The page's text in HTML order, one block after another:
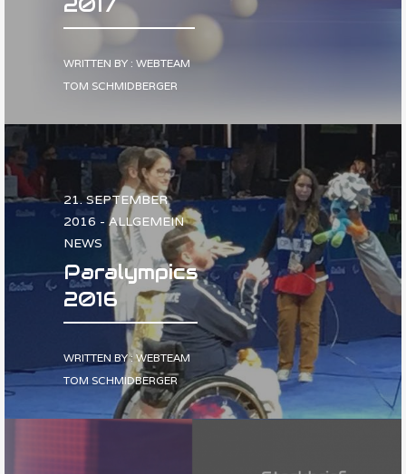
WRITTEN BY : WEBTEAM
TOM SCHMIDBERGER
21. SEPTEMBER
2016 - ALLGEMEIN
NEWS
Paralympics
2016
WRITTEN BY : WEBTEAM
TOM SCHMIDBERGER